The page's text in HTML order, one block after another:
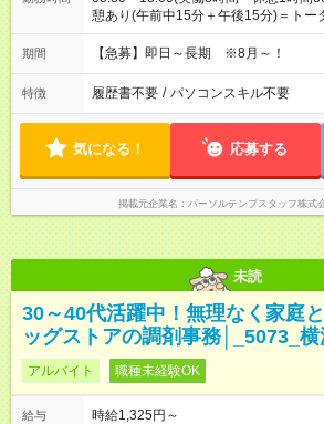
憩あり(午前中15分＋午後15分)＝トー
期間 【急募】即日～長期 ※8月～！
特徴 履歴書不要 / パソコンスキル不要
気になる！ 応募する
掲載元企業名 パーソルテンプスタッフ株
未読
30～40代活躍中！無理なく家庭
ッグストアの調剤事務│_5073_
アルバイト 職種未経験OK
給与
時給1,325円～